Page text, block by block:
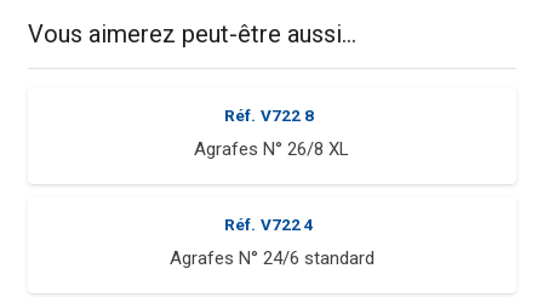
Vous aimerez peut-être aussi…
Réf. V722 8
Agrafes N° 26/8 XL
Réf. V722 4
Agrafes N° 24/6 standard